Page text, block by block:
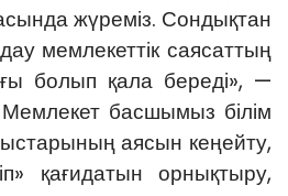
жүреміз. Сондықтан
мемлекеттік саясаттың
болып қала береді», —
басшымыз білім
аясын кеңейту,
қағидатын орнықтыру,